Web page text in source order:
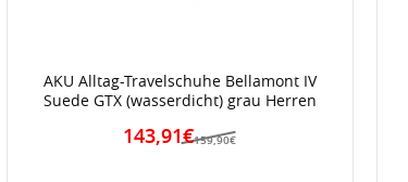
AKU Alltag-Travelschuhe Bellamont IV
Suede GTX (wasserdicht) grau Herren
159,90€
143,91€